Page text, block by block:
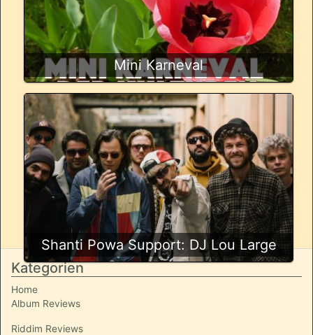
Mini Karneval
Shanti Powa Support: DJ Lou Large
Kategorien
Home
Album Reviews
Riddim Reviews